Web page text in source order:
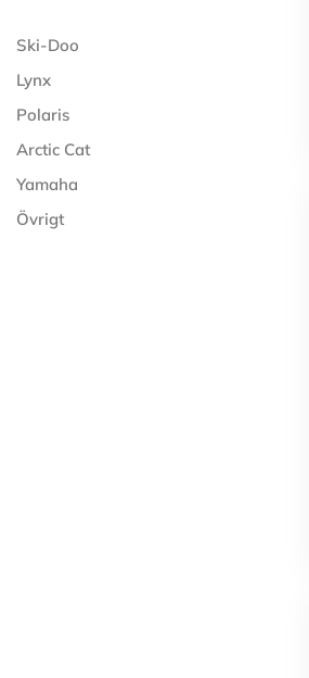
Ski-Doo
Lynx
Polaris
Arctic Cat
Yamaha
Övrigt